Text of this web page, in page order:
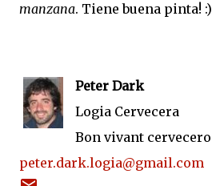
manzana. Tiene buena pinta! :)
Peter Dark
Logia Cervecera
Bon vivant cervecero
peter.dark.logia@gmail.com